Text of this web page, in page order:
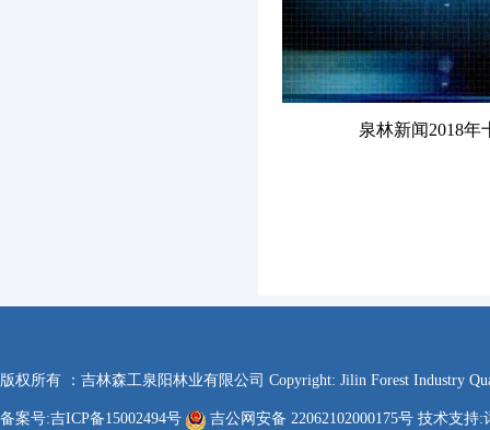
泉林新闻2018年
版权所有 ：吉林森工泉阳林业有限公司 Copyright: Jilin Forest Industry
备案号:吉ICP备15002494号 吉公网安备 22062102000175号 技术支持: